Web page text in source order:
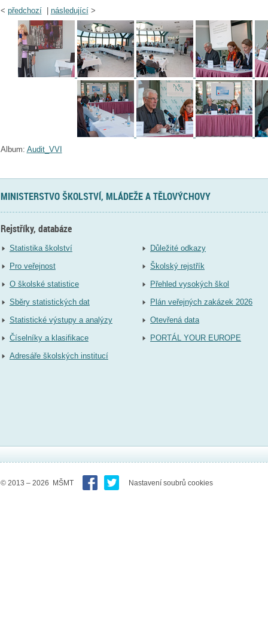
< předchozí| následující>
Album: Audit_VVI
MINISTERSTVO ŠKOLSTVÍ, MLÁDEŽE A TĚLOVÝCHOVY
Rejstříky, databáze
Statistika školství
Pro veřejnost
O školské statistice
Sběry statistických dat
Statistické výstupy a analýzy
Číselníky a klasifikace
Adresáře školských institucí
Důležité odkazy
Školský rejstřík
Přehled vysokých škol
Plán veřejných zakázek 2026
Otevřená data
PORTÁL YOUR EUROPE
© 2013 – 2026 MŠMT Nastavení soubrů cookies